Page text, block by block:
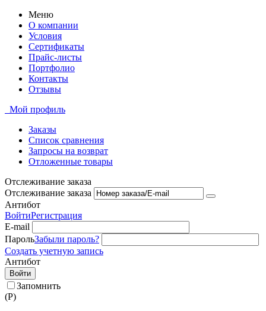
Меню
О компании
Условия
Сертификаты
Прайс-листы
Портфолио
Контакты
Отзывы
Мой профиль
Заказы
Список сравнения
Запросы на возврат
Отложенные товары
Отслеживание заказа
Отслеживание заказа
Антибот
ВойтиРегистрация
E-mail
ПарольЗабыли пароль?
Создать учетную запись
Антибот
Войти
Запомнить
(Р)